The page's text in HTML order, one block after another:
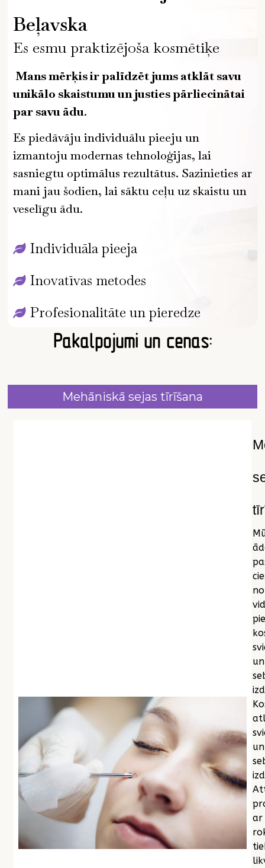
Beļavska
Es esmu praktizējoša kosmētiķe
Mans mērķis ir palīdzēt jums atklāt savu
unikālo skaistumu un justies pārliecinātai
par savu ādu.
Es piedāvāju individuālu pieeju un
izmantoju modernas tehnoloģijas, lai
sasniegtu optimālus rezultātus. Sazinieties ar
mani jau šodien, lai sāktu ceļu uz skaistu un
veselīgu ādu.
Individuāla pieeja
Inovatīvas metodes
Profesionalitāte un pieredze
Pakalpojumi un cenas:
Mehāniskā sejas tīrīšana
no
un
un
ar